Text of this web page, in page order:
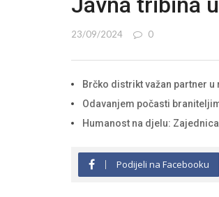
23/09/2024 0
Brčko distrikt važan partner
Odavanjem počasti
Humanost na djelu:
Podijeli na Facebooku